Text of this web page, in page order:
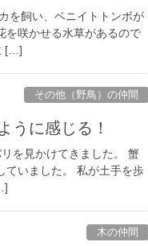
を飼い、ベニイトトンボが
を咲かせる水草があるので
[…]
その他（野鳥）の仲間
うに感じる！
を見かけてきました。 蟹
ていました。 私が土手を歩
木の仲間